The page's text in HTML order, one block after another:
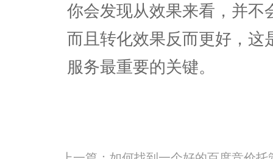
你会发现从效果来看，并不
而且转化效果反而更好，这
服务最重要的关键。